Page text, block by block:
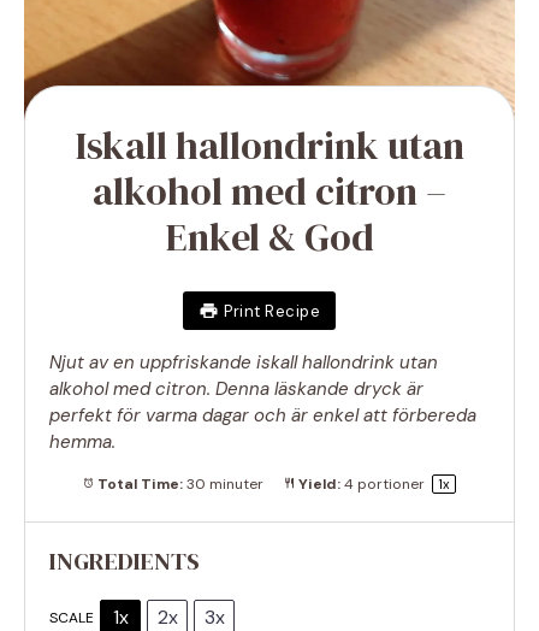
Iskall hallondrink utan
alkohol med citron –
Enkel & God
Print Recipe
Njut av en uppfriskande iskall hallondrink utan
alkohol med citron. Denna läskande dryck är
perfekt för varma dagar och är enkel att förbereda
hemma.
Total Time: 30 minuter Yield: 4 portioner 1x
INGREDIENTS
SCALE 1x 2x 3x